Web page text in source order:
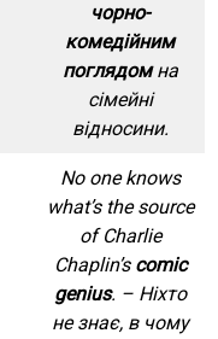
чорно-
комедійним
поглядомна
сімейні
відносини.
No one knows
what’s the source
of Charlie
Chaplin’s comic
genius. – Ніхто
не знає, в чому